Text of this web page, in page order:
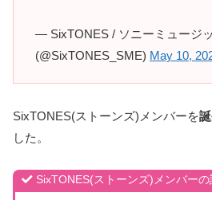
— SixTONES / ソニーミュージ
(@SixTONES_SME) May 10,
SixTONES(ストーンズ)メンバーを
した。
SixTONES(ストーンズ)メンバー